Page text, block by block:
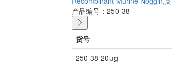
产品编号：250-38
货号
250-38-20μg